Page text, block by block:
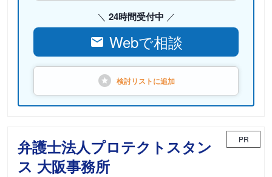
24時間受付中
Webで相談
検討リストに追加
弁護士法人プロテクトスタン
ス 大阪事務所
PR